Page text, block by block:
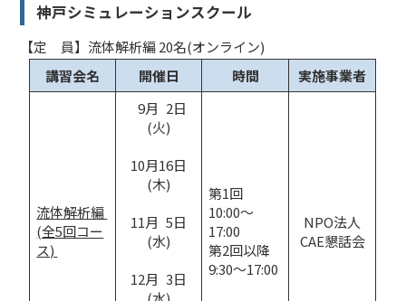
神戸シミュレーションスクール
【定 員】流体解析編 20名(オンライン)
講習会名
開催日 時間 実施事業者
流体解析編
(全5回コー
ス)
9月 2日
(火)
10月16日
(木)
11月 5日
(水)
12月 3日
第1回
10:00～
17:00
第2回以降
9:30～17:00
NPO法人
CAE懇話会